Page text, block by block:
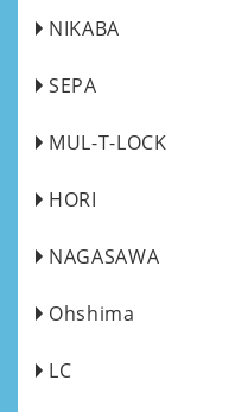
NIKABA
SEPA
MUL-T-LOCK
HORI
NAGASAWA
Ohshima
LC